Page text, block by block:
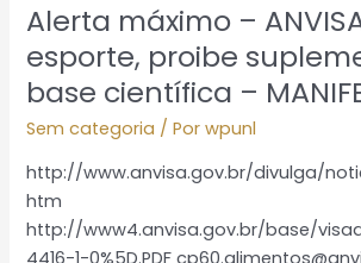
Alerta máximo –
esporte, proibe
base científica –
Sem categoria / Porwpunl
http://www.anvisa.gov.br/divulga/
htm
http://www4.anvisa.gov.br/base/
Alerta
máximo
–
ANVISA
ataca
esporte,
proibe
suplementos,
sem